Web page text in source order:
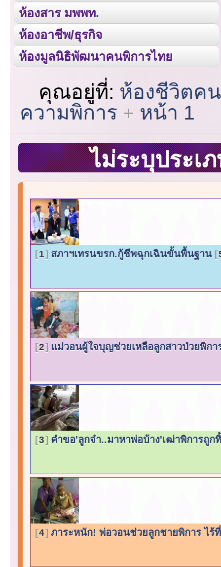
ห้องสาร มพพท.
ห้องอาชีพ/ธุรกิจ
ห้องมูลนิธิพัฒนาคนพิการไทย
คุณอยู่ที่: ห้องชีวิตค
ความพิการ
หน้า 1
ไม่ระบุประเ
1 สภาฯเทรนขรก.กู้ชีพฉุกเฉินขั้นพื้นฐาน
2 แม่วอนผู้ใจบุญช่วยเหลือลูกสาวป่วยพิก
3 คำขอ'ลูกจ๋า..มาหาพ่อบ้าง'เฒ่าพิการถูก
4 ภาระหนัก! พ่อวอนช่วยลูกชายพิการ ไร้